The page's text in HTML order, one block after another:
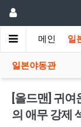
메인 일
일본야동관
[올드맨] 귀여
의 애무 강제